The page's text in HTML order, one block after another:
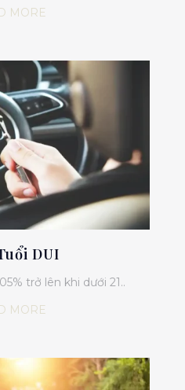
MORE
DUI
trở lên khi dưới 21..
MORE